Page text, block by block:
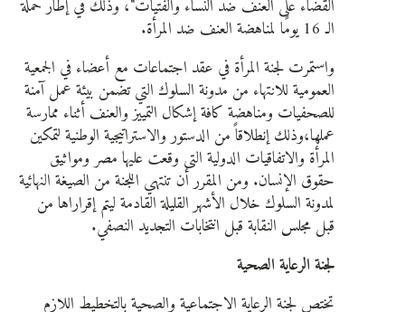
القضاء على العنف ضد النساء والفتيات"، وذلك في إطار حملة
الـ 16 يومًا لمناهضة العنف ضد المرأة.
واستمرت لجنة المرأة في عقد اجتماعات مع أعضاء في الجمعية
العمومية للانتهاء من مدونة السلوك التي تضمن بيئة عمل آمنة
للصحفيات ومناهضة كافة إشكال التمييز والعنف أثناء ممارسة
عملها،وذلك إنطلاقاً من الدستور والاستراتيجية الوطنية لتمكين
المرأة والاتفاقيات الدولية التى وقعت عليها مصر ومواثيق
حقوق الإنسان. ومن المقرر أن تنتهي اللجنة من الصيغة النهائية
لمدونة السلوك خلال الأشهر القليلة القادمة ليتم إقراراها من
قبل مجلس النقابة قبل انتخابات التجديد النصفي.
لجنة الرعاية الصحية
تختص لجنة الرعاية الاجتماعية والصحية بالتخطيط اللازم